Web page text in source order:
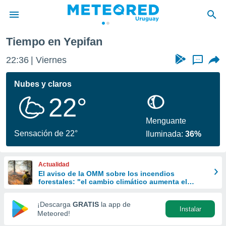
de
ha
calidad.
a este
las
y
forma
digital
basada
Tiempo en Yepifan
22:36 Viernes ...
Nubes y claros
22°
Sensación de 22°
Menguante
Iluminada:36%
Actualidad
El aviso de la OMM sobre los incendios
forestales: "el cambio climático aumenta el
¡Descarga GRATIS la app de
Meteored!
Instalar